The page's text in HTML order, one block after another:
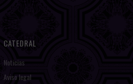
CATEDRAL
Noticias
Aviso legal